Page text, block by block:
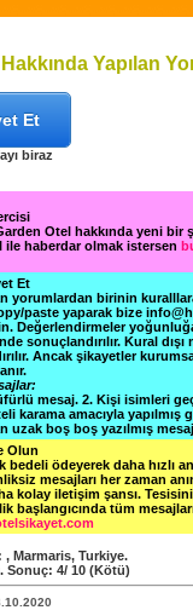
Yapılan
Et
biraz
Otel hakkında yeni
ile haberdar olmak istersen
Et
yorumlardan birinin
paste yaparak bize
Değerlendirmeler
sonuçlandırılır. Kural
Ancak şikayetler
mesaj. 2. Kişi isimleri
karama amacıyla yapılmış
uzak boş boş yazılmış
Olun
bedeli ödeyerek daha hızlı
mesajları her zaman
kolay iletişim şansı.
başlangıcında tüm
, Marmaris, Turkiye.
. Sonuç: 4/ 10 (Kötü)